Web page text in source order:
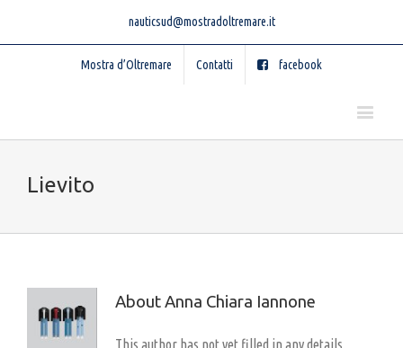
nauticsud@mostradoltremare.it
Mostra d’Oltremare Contatti facebook
Lievito
AboutAnna Chiara Iannone
This author has not yet filled in any details.